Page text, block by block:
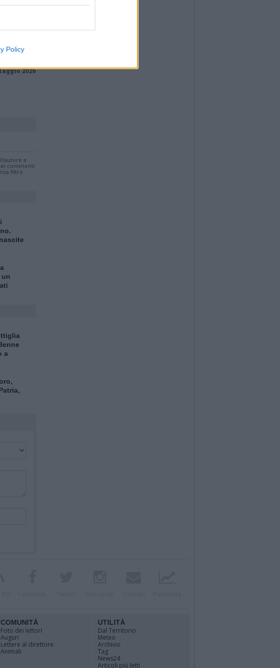
Policy
2026
e
commenti
filtro
a
COMUNITÀ
Foto dei lettori
Auguri
Lettere al direttore
Animali
UTILITÀ
Dal Territorio
Meteo
Archivio
Tag
News24
Articoli più letti